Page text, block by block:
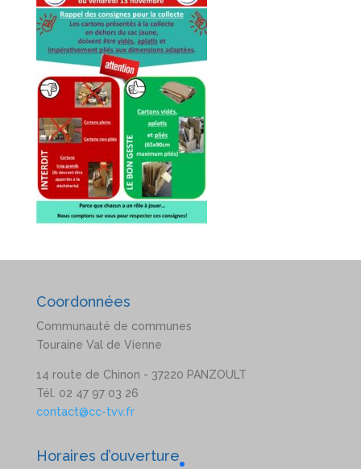
Coordonnées
Communauté de communes
Touraine Val de Vienne
14 route de Chinon - 37220 PANZOULT
Tél. 02 47 97 03 26
contact@cc-tvv.fr
Horaires d’ouverture